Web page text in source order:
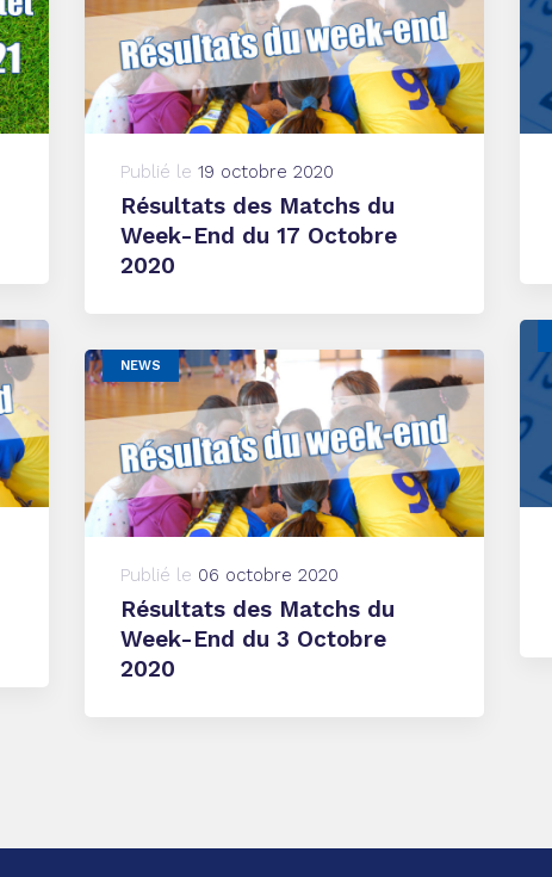
Publié le 19 octobre 2020
Résultats des Matchs du
Week-End du 17 Octobre
2020
NEWS
Publié le 06 octobre 2020
Résultats des Matchs du
Week-End du 3 Octobre
2020